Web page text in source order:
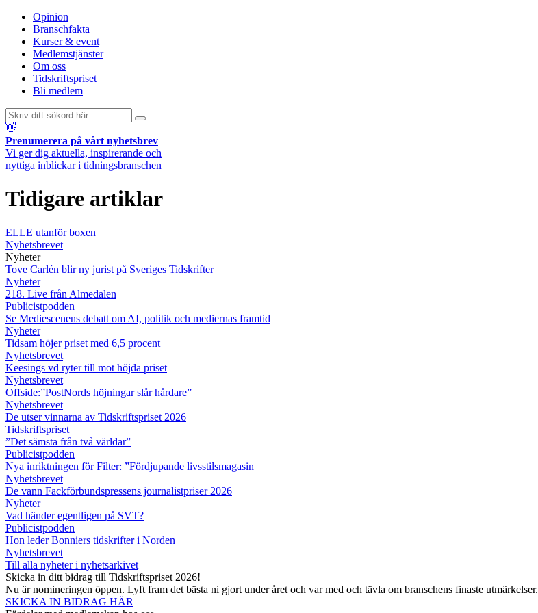
Opinion
Branschfakta
Kurser & event
Medlemstjänster
Om oss
Tidskriftspriset
Bli medlem
👋
Prenumerera på vårt nyhetsbrev
Vi ger dig aktuella, inspirerande och
nyttiga inblickar i tidningsbranschen
Tidigare artiklar
ELLE utanför boxen
Nyhetsbrevet
Nyheter
Tove Carlén blir ny jurist på Sveriges Tidskrifter
Nyheter
218. Live från Almedalen
Publicistpodden
Se Mediescenens debatt om AI, politik och mediernas framtid
Nyheter
Tidsam höjer priset med 6,5 procent
Nyhetsbrevet
Keesings vd ryter till mot höjda priset
Nyhetsbrevet
Offside:”PostNords höjningar slår hårdare”
Nyhetsbrevet
De utser vinnarna av Tidskriftspriset 2026
Tidskriftspriset
”Det sämsta från två världar”
Publicistpodden
Nya inriktningen för Filter: ”Fördjupande livsstilsmagasin
Nyhetsbrevet
De vann Fackförbundspressens journalistpriser 2026
Nyheter
Vad händer egentligen på SVT?
Publicistpodden
Hon leder Bonniers tidskrifter i Norden
Nyhetsbrevet
Till alla nyheter i nyhetsarkivet
Skicka in ditt bidrag till Tidskriftspriset 2026!
Nu är nomineringen öppen. Lyft fram det bästa ni gjort under året och var med och tävla om branschens finaste utmärkelser.
SKICKA IN BIDRAG HÄR